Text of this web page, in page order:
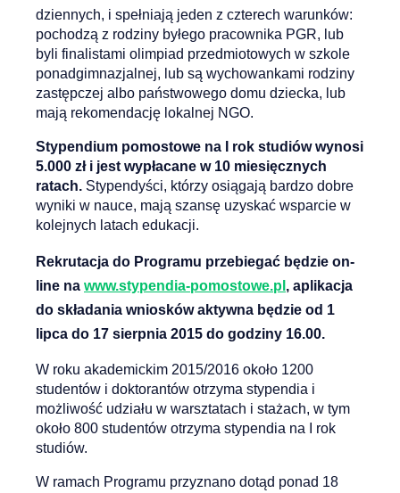
dziennych, i spełniają jeden z czterech warunków:
pochodzą z rodziny byłego pracownika PGR, lub
byli finalistami olimpiad przedmiotowych w szkole
ponadgimnazjalnej, lub są wychowankami rodziny
zastępczej albo państwowego domu dziecka, lub
mają rekomendację lokalnej NGO.
Stypendium pomostowe na I rok studiów wynosi
5.000 zł i jest wypłacane w 10 miesięcznych
ratach. Stypendyści, którzy osiągają bardzo dobre
wyniki w nauce, mają szansę uzyskać wsparcie w
kolejnych latach edukacji.
Rekrutacja do Programu przebiegać będzie on-
line na www.stypendia-pomostowe.pl , aplikacja
do składania wniosków aktywna będzie od 1
lipca do 17 sierpnia 2015 do godziny 16.00.
W roku akademickim 2015/2016 około 1200
studentów i doktorantów otrzyma stypendia i
możliwość udziału w warsztatach i stażach, w tym
około 800 studentów otrzyma stypendia na I rok
studiów.
W ramach Programu przyznano dotąd ponad 18